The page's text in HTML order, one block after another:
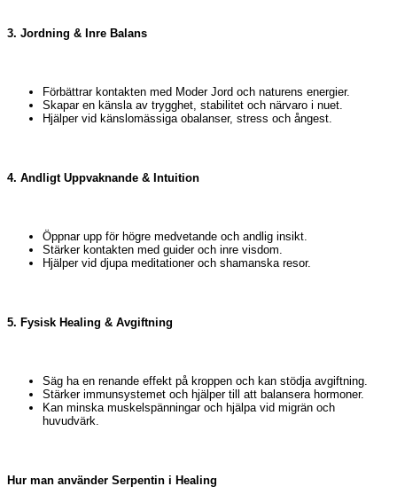
3. Jordning & Inre Balans
Förbättrar kontakten med Moder Jord och naturens energier.
Skapar en känsla av trygghet, stabilitet och närvaro i nuet.
Hjälper vid känslomässiga obalanser, stress och ångest.
4. Andligt Uppvaknande & Intuition
Öppnar upp för högre medvetande och andlig insikt.
Stärker kontakten med guider och inre visdom.
Hjälper vid djupa meditationer och shamanska resor.
5. Fysisk Healing & Avgiftning
Säg ha en renande effekt på kroppen och kan stödja avgiftning.
Stärker immunsystemet och hjälper till att balansera hormoner.
Kan minska muskelspänningar och hjälpa vid migrän och
huvudvärk.
Hur man använder Serpentin i Healing